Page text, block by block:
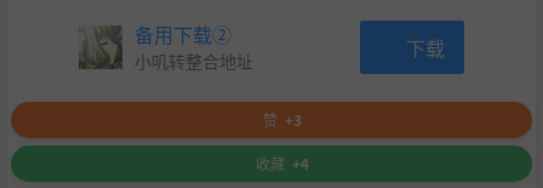
备用下载②
小叽转整合地址 下载
赞 +3
收藏 +4